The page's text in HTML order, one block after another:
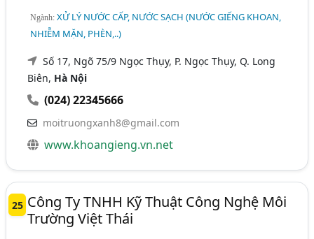
Ngành:XỬ LÝ NƯỚC CẤP, NƯỚC SẠCH (NƯỚC GIẾNG KHOAN,
NHIỄM MẶN, PHÈN,..)
Số 17, Ngõ 75/9 Ngọc Thụy, P. Ngọc Thụy, Q. Long
Biên, Hà Nội
(024) 22345666
moitruongxanh8@gmail.com
www.khoangieng.vn.net
25 Công Ty TNHH Kỹ Thuật Công Nghệ Môi
Trường Việt Thái